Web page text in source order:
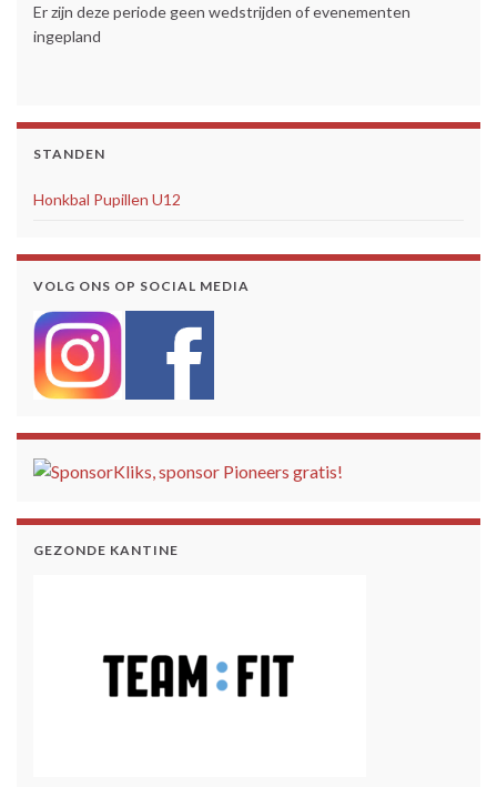
Er zijn deze periode geen wedstrijden of evenementen
ingepland
STANDEN
Honkbal Pupillen U12
VOLG ONS OP SOCIAL MEDIA
GEZONDE KANTINE